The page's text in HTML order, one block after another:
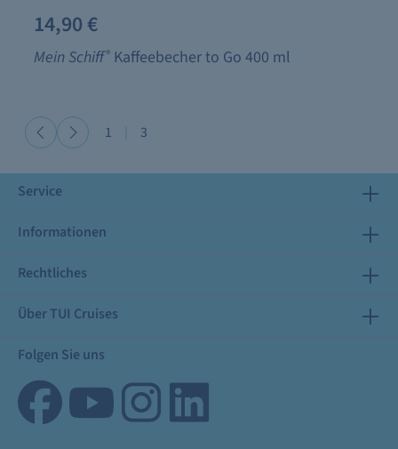
14,90 €
Mein Schiff® Kaffeebecher to Go 400 ml
1 3
Service
Informationen
Rechtliches
Über TUI Cruises
Folgen Sie uns